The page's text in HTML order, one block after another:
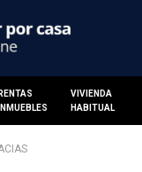
RENTAS
INMUEBLES
VIVIENDA
HABITUAL